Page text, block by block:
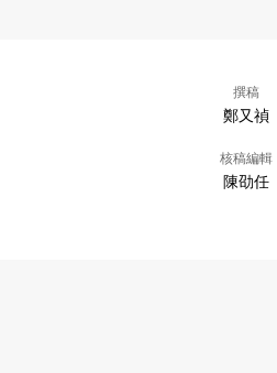
撰稿
鄭又禎
核稿編輯
陳劭任